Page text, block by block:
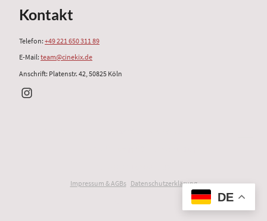
Kontakt
Telefon: +49 221 650 311 89
E-Mail: team@cinekix.de
Anschrift: Platenstr. 42, 50825 Köln
Impressum & AGBs| Datenschutzerklärung
DE